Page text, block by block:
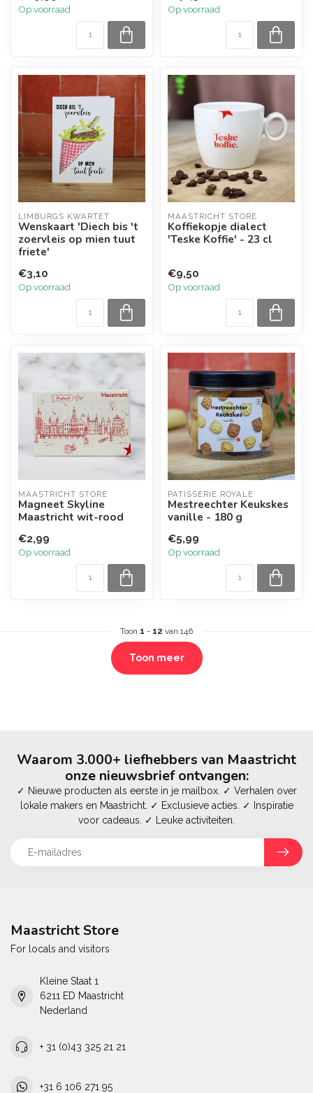
Op voorraad Op voorraad
LIMBURGS KWARTET
Wenskaart 'Diech bis 't
zoervleis op mien tuut
friete'
€3,10
Op voorraad
MAASTRICHT STORE
Koffiekopje dialect
'Teske Koffie' - 23 cl
€9,50
Op voorraad
MAASTRICHT STORE
Magneet Skyline
Maastricht wit-rood
€2,99
Op voorraad
PATISSERIE ROYALE
Mestreechter Keukskes
vanille - 180 g
€5,99
Op voorraad
Toon 1 - 12 van 146
Toon meer
Waarom 3.000+ liefhebbers van Maastricht
onze nieuwsbrief ontvangen:
✓ Nieuwe producten als eerste in je mailbox. ✓ Verhalen over
lokale makers en Maastricht. ✓ Exclusieve acties. ✓ Inspiratie
voor cadeaus. ✓ Leuke activiteiten.
Maastricht Store
For locals and visitors
Kleine Staat 1
6211 ED Maastricht
Nederland
+ 31 (0)43 325 21 21
+31 6 106 271 95